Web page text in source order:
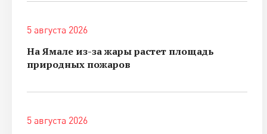
5 августа 2026
На Ямале из-за жары растет площадь
природных пожаров
5 августа 2026